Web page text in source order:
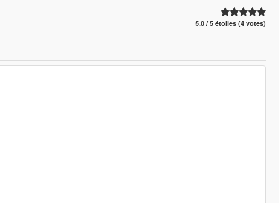
5.0 / 5 étoiles (4 votes)